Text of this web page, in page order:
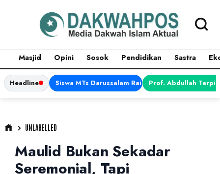
Masjid Opini Sosok Pendidikan Sastra
Headline Siswa MTs Darussalam Raih Juara 1 dalam
Prof. Abdullah
UNLABELLED
Maulid Bukan Sekadar
Seremonial, Tapi